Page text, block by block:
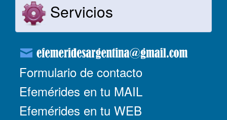
Servicios
Formulario de contacto
Efemérides en tu MAIL
Efemérides en tu WEB